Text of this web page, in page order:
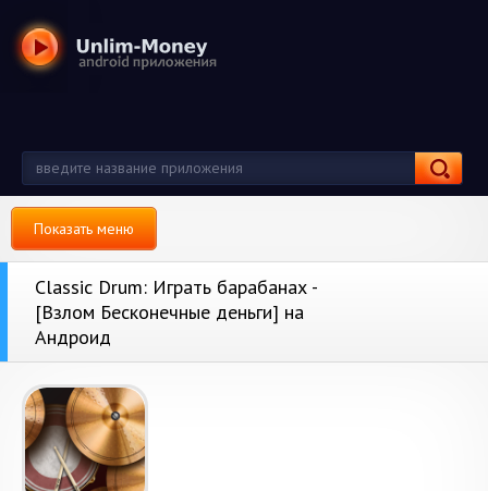
Показать меню
Classic Drum: Играть барабанах -
[Взлом Бесконечные деньги] на
Андроид